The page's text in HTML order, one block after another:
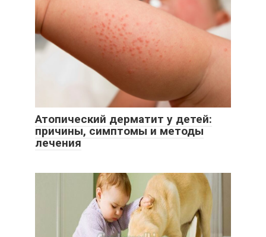
Атопический дерматит у детей:
причины, симптомы и методы
лечения